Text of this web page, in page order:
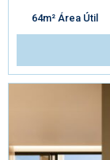
64m² Área Útil